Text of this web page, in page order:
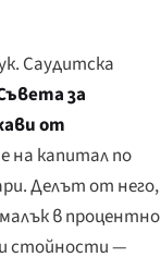
Саудитска
за
от
на капитал по
Делът от него,
в процентно
стойности —